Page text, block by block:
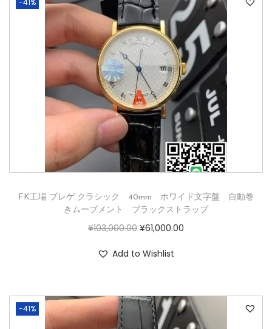
-41%
FK工場 ブレゲ クラシック 40mm ホワイド文字盤 自動巻
きムーブメント ブラックストラップ
¥103,000.00 ¥61,000.00
Add to Wishlist
-41%